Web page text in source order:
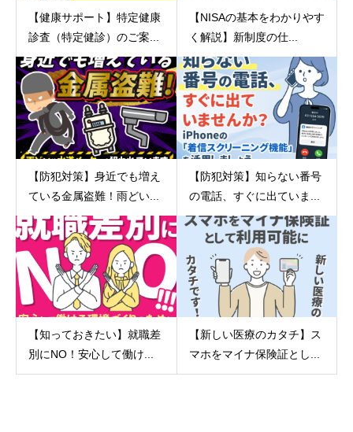
【健康サポート】特定健康
診査（特定健診）のご案...
【NISAの基本をわかりやす
く解説】新制度の仕...
【防犯対策】身近でも増え
ている金属盗難！雨どい...
【防犯対策】知らない番号
の電話、すぐに出ていま...
【知っておきたい】就職差
別にNO！安心して働け...
【新しい医療のカタチ】ス
マホをマイナ保険証とし...